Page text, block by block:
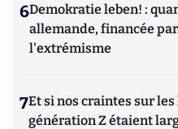
6Demokratie leben! :
allemande, financée
l'extrémisme
7Et si nos craintes sur
génération Z étaient